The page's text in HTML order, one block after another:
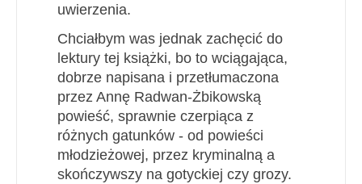
uwierzenia.
Chciałbym was jednak zachęcić do
lektury tej książki, bo to wciągająca,
dobrze napisana i przetłumaczona
przez Annę Radwan-Żbikowską
powieść, sprawnie czerpiąca z
różnych gatunków - od powieści
młodzieżowej, przez kryminalną a
skończywszy na gotyckiej czy grozy.